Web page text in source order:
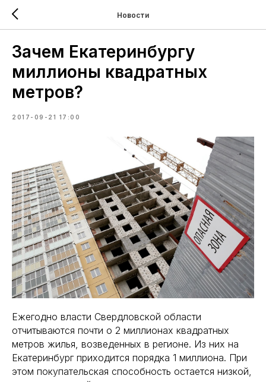
Новости
Зачем Екатеринбургу
миллионы квадратных
метров?
2017-09-21 17:00
Ежегодно власти Свердловской области
отчитываются почти о 2 миллионах квадратных
метров жилья, возведенных в регионе. Из них на
Екатеринбург приходится порядка 1 миллиона. При
этом покупательская способность остается низкой,